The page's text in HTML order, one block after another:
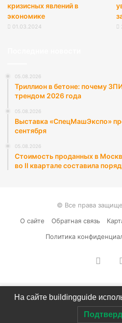
кризисных явлений в
экономике
01.03.2024
05.08.2026
Триллион в бетоне: почему
трендом 2026 года
05.08.2026
Выставка «СпецМашЭкспо»
сентября
05.08.2026
Стоимость проданных в
во II квартале составила
© Все права
О сайте
Обратная связь
Политика
На сайте buildingguide